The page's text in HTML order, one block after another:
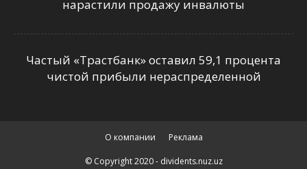
нарастили продажу инвалюты
Частый «Трастбанк» оставил 59,1 процента
чистой прибыли нераспределенной
О компании Реклама
© Copyright 2020 - dividents.nuz.uz